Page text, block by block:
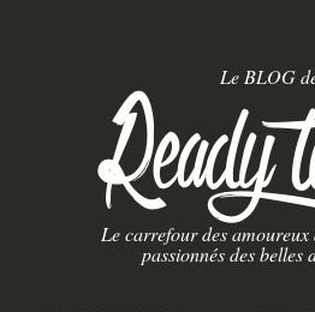
Le BLOG
Le carrefour des amoureux
passionnés des belles